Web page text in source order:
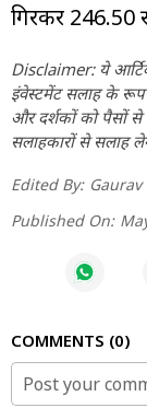
गिरकर 246.50
Disclaimer: ये
इंवेस्टमेंट सलाह के रूप
और दर्शकों को पैसों
सलाहकारों से सलाह
Edited By: Gaurav
Published On:
COMMENTS 0